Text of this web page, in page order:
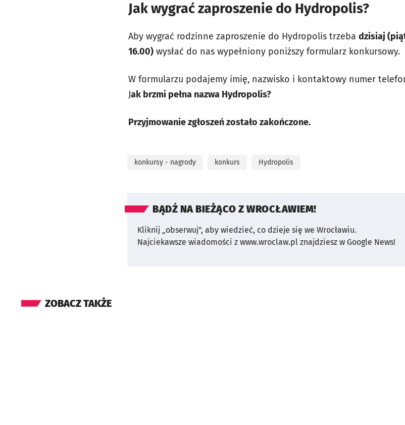
Jak wygrać zaproszenie do Hydropolis?
Aby wygrać rodzinne zaproszenie do Hydropolis trzeba dzisiaj
16.00) wysłać do nas wypełniony poniższy formularz konkursowy.
W formularzu podajemy imię, nazwisko i kontaktowy numer
Jak brzmi pełna nazwa Hydropolis?
Przyjmowanie zgłoszeń zostało zakończone.
konkursy - nagrody konkurs Hydropolis
BĄDŹ NA BIEŻĄCO Z WROCŁAWIEM!
Kliknij „obserwuj”, aby wiedzieć, co dzieje się we Wrocławiu.
Najciekawsze wiadomości z www.wroclaw.pl znajdziesz w Google News!
ZOBACZ TAKŻE